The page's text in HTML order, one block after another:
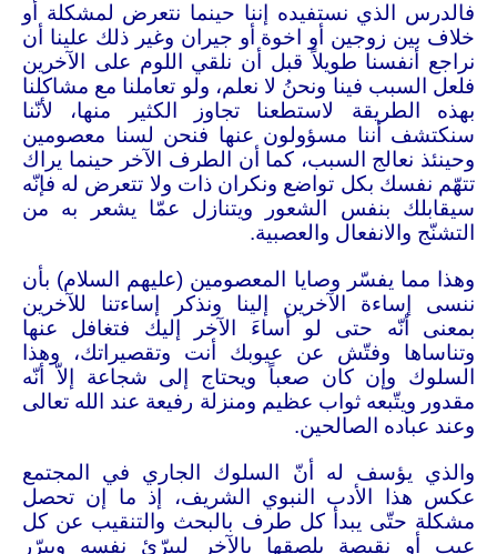
فالدرس الذي نستفيده إننا حينما نتعرض لمشكلة أو
خلاف بين زوجين أو اخوة أو جيران وغير ذلك علينا أن
نراجع أنفسنا طويلاً قبل أن نلقي اللوم على الآخرين
فلعل السبب فينا ونحنُ لا نعلم، ولو تعاملنا مع مشاكلنا
بهذه الطريقة لاستطعنا تجاوز الكثير منها، لأنّنا
سنكتشف أننا مسؤولون عنها فنحن لسنا معصومين
وحينئذ نعالج السبب، كما أن الطرف الآخر حينما يراك
تتهّم نفسك بكل تواضع ونكران ذات ولا تتعرض له فإنّه
سيقابلك بنفس الشعور ويتنازل عمّا يشعر به من
التشنّج والانفعال والعصبية.
وهذا مما يفسّر وصايا المعصومين (عليهم السلام) بأن
ننسى إساءة الآخرين إلينا ونذكر إساءتنا للآخرين
بمعنى أنّه حتى لو أساءَ الآخر إليك فتغافل عنها
وتناساها وفتّش عن عيوبك أنت وتقصيراتك، وهذا
السلوك وإن كان صعباً ويحتاج إلى شجاعة إلاّ أنّه
مقدور ويتّبعه ثواب عظيم ومنزلة رفيعة عند الله تعالى
وعند عباده الصالحين.
والذي يؤسف له أنّ السلوك الجاري في المجتمع
عكس هذا الأدب النبوي الشريف، إذ ما إن تحصل
مشكلة حتّى يبدأ كل طرف بالبحث والتنقيب عن كل
عيب أو نقيصة يلصقها بالآخر ليبرّئ نفسه ويبرّر